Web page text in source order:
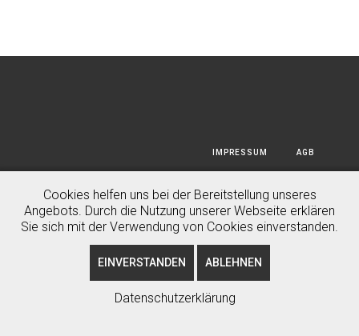
PHOTOGRAPHY GMBH © 2020
IMPRESSUM AGB
Cookies helfen uns bei der Bereitstellung unseres
Angebots. Durch die Nutzung unserer Webseite erklären
Sie sich mit der Verwendung von Cookies einverstanden.
EINVERSTANDEN ABLEHNEN
Datenschutzerklärung